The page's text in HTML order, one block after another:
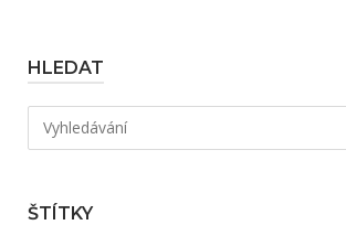
HLEDAT
Hledat:
ŠTÍTKY